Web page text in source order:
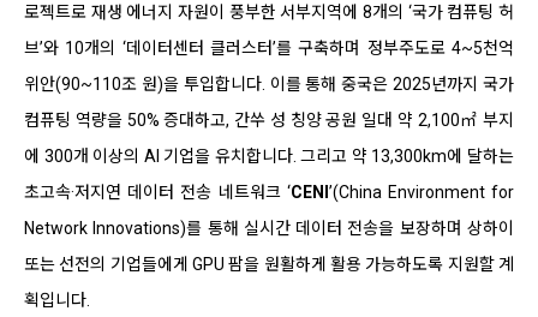
로젝트로 재생 에너지 자원이 풍부한 서부지역에 8개의 ‘국가 컴퓨팅 허
브’와 10개의 ‘데이터센터 클러스터’를 구축하며 정부주도로 4~5천억
위안(90~110조 원)을 투입합니다. 이를 통해 중국은 2025년까지 국가
컴퓨팅 역량을 50% 증대하고, 간쑤 성 칭양 공원 일대 약 2,100㎡ 부지
에 300개 이상의 AI 기업을 유치합니다. 그리고 약 13,300km에 달하는
초고속·저지연 데이터 전송 네트워크 ‘CENI’(China Environment for
Network Innovations)를 통해 실시간 데이터 전송을 보장하며 상하이
또는 선전의 기업들에게 GPU 팜을 원활하게 활용 가능하도록 지원할 계
획입니다.